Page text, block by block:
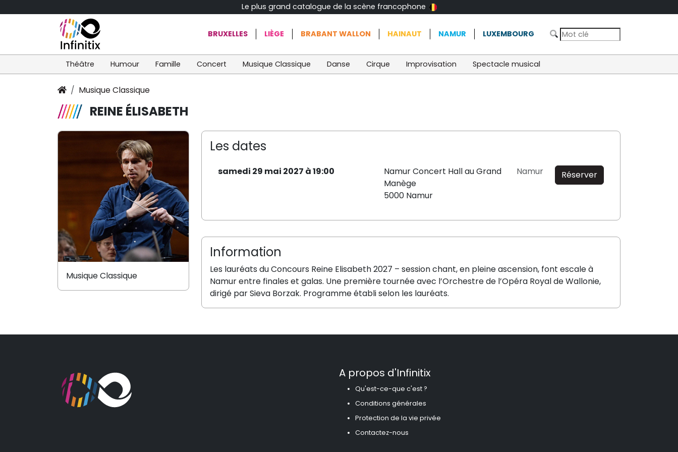
Le plus grand catalogue de la scène francophone
BRUXELLES LIÈGE BRABANT WALLON HAINAUT NAMUR LUXEMBOURG
Théâtre Humour Famille Concert Musique Classique Danse Cirque Improvisation Spectacle musical
Musique Classique
REINE ÉLISABETH
Les dates
samedi 29 mai 2027 à 19:00
Namur Concert Hall au Grand
Manège
5000 Namur
Namur Réserver
Information
Les lauréats du Concours Reine Elisabeth 2027 – session chant, en pleine ascension, font escale à
Namur entre finales et galas. Une première tournée avec l’Orchestre de l’Opéra Royal de Wallonie,
dirigé par Sieva Borzak. Programme établi selon les lauréats.
Musique Classique
A propos d'Infinitix
Qu'est-ce-que c'est ?
Conditions générales
Protection de la vie privée
Contactez-nous